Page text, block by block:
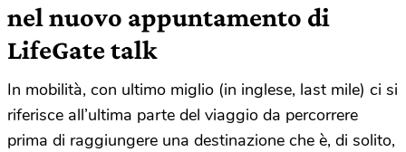
nel nuovo appuntamento di
LifeGate talk
In mobilità, con ultimo miglio (in inglese, last mile) ci si
riferisce all’ultima parte del viaggio da percorrere
prima di raggiungere una destinazione che è, di solito,